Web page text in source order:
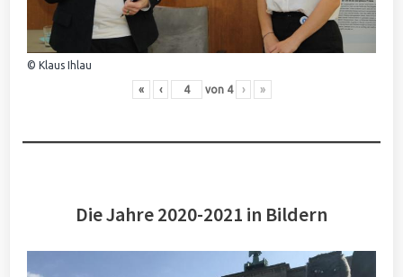
© Klaus Ihlau
« ‹ von 4 › »
Die Jahre 2020-2021 in Bildern